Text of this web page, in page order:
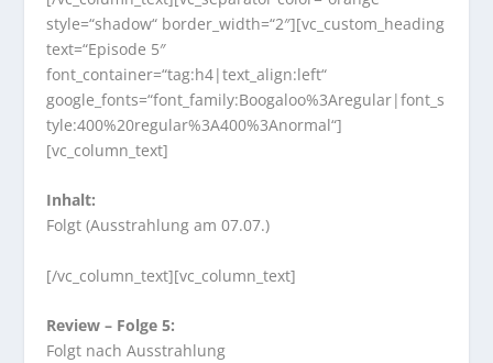
style=“shadow“ border_width=“2″][vc_custom_heading
text=“Episode 5″
font_container=“tag:h4|text_align:left“
google_fonts=“font_family:Boogaloo%3Aregular|font_s
tyle:400%20regular%3A400%3Anormal“]
[vc_column_text]
Inhalt:
Folgt (Ausstrahlung am 07.07.)
[/vc_column_text][vc_column_text]
Review – Folge 5:
Folgt nach Ausstrahlung